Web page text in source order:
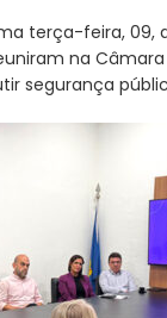
terça-feira, 09,
na
segurança